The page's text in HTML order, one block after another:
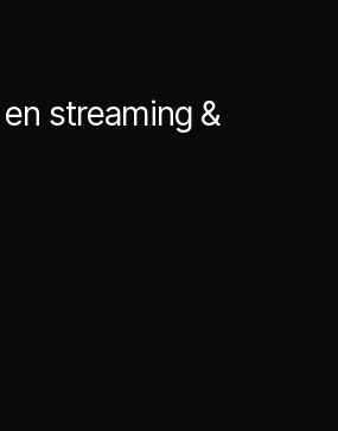
en streaming &